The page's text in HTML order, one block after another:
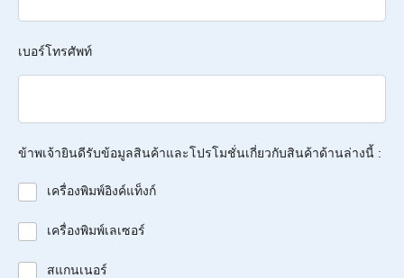
เบอร์โทรศัพท์
ข้าพเจ้ายินดีรับข้อมูลสินค้าและโปรโมชั่นเกี่ยวกับสินค้าด้านล่างนี้ :
เครื่องพิมพ์อิงค์แท็งก์
เครื่องพิมพ์เลเซอร์
สแกนเนอร์